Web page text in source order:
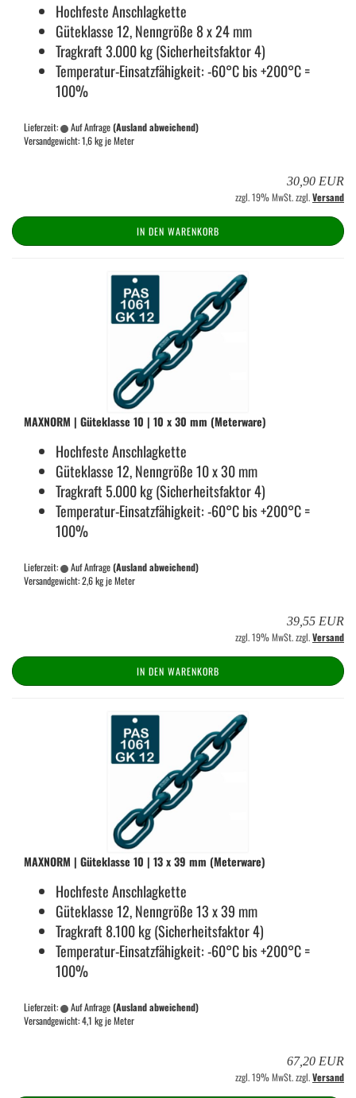
Hoch­fes­te An­schlag­ket­te
Gü­te­klas­se 12, Nenn­grö­ße 8 x 24 mm
Trag­kraft 3.000 kg (Si­cher­heits­fak­tor 4)
Temperatur-​Einsatzfähigkeit: -60°C bis +200°C =
100%
Lieferzeit: Auf Anfrage(Ausland abweichend)
Versandgewicht:1,6kg je Meter
30,90 EUR
zzgl. 19% MwSt. zzgl.Versand
IN DEN WARENKORB
MAX­NORM | Gü­te­klas­se 10 | 10 x 30 mm (Me­ter­wa­re)
Hoch­fes­te An­schlag­ket­te
Gü­te­klas­se 12, Nenn­grö­ße 10 x 30 mm
Trag­kraft 5.000 kg (Si­cher­heits­fak­tor 4)
Temperatur-​Einsatzfähigkeit: -60°C bis +200°C =
100%
Lieferzeit: Auf Anfrage(Ausland abweichend)
Versandgewicht:2,6kg je Meter
39,55 EUR
zzgl. 19% MwSt. zzgl.Versand
IN DEN WARENKORB
MAX­NORM | Gü­te­klas­se 10 | 13 x 39 mm (Me­ter­wa­re)
Hoch­fes­te An­schlag­ket­te
Gü­te­klas­se 12, Nenn­grö­ße 13 x 39 mm
Trag­kraft 8.100 kg (Si­cher­heits­fak­tor 4)
Temperatur-​Einsatzfähigkeit: -60°C bis +200°C =
100%
Lieferzeit: Auf Anfrage(Ausland abweichend)
Versandgewicht:4,1 kg je Meter
67,20 EUR
zzgl. 19% MwSt. zzgl.Versand